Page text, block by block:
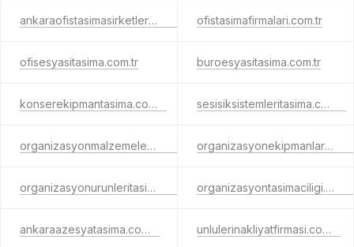
ankaraofistasimasirketleri.com.tr ofistasimafirmalari.com.tr
ofisesyasitasima.com.tr buroesyasitasima.com.tr
konserekipmantasima.com.tr sesisiksistemleritasima.com.tr
organizasyonmalzemeleritasima.com.tr organizasyonekipmanlaritasima.com.tr
organizasyonurunleritasima.com.tr organizasyontasimaciligi.com.tr
ankaraazesyatasima.com.tr unlulerinakliyatfirmasi.com.tr